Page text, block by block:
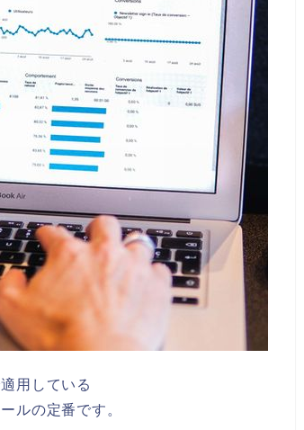
用している
ルの定番です。